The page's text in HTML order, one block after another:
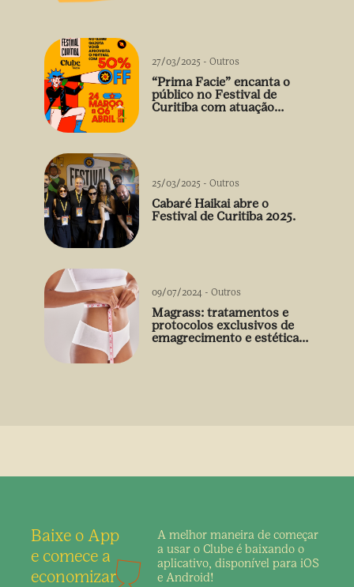
27/03/2025 - Outros
“Prima Facie” encanta o
público no Festival de
Curitiba com atuação
25/03/2025 - Outros
Cabaré Haikai abre o
Festival de Curitiba 2025.
09/07/2024 - Outros
Magrass: tratamentos e
protocolos exclusivos de
emagrecimento e estética
Baixe o App
e comece a
economizar
A melhor maneira de começar
a usar o Clube é baixando o
aplicativo, disponível para iOS
e Android!